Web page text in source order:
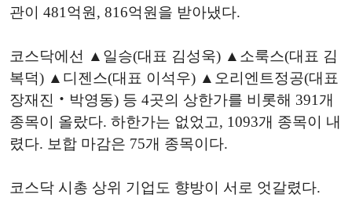
관이 481억원, 816억원을 받아냈다.
코스닥에선 ▲일승(대표 김성욱) ▲소룩스(대표 김
복덕) ▲디젠스(대표 이석우) ▲오리엔트정공(대표
장재진‧박영동) 등 4곳의 상한가를 비롯해 391개
종목이 올랐다. 하한가는 없었고, 1093개 종목이 내
렸다. 보합 마감은 75개 종목이다.
코스닥 시총 상위 기업도 향방이 서로 엇갈렸다.